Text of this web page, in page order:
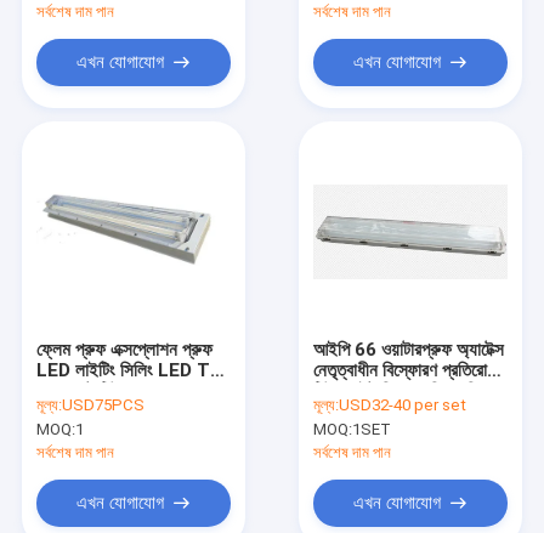
সর্বশেষ দাম পান
এখন যোগাযোগ
সর্বশেষ দাম পান
এখন যোগাযোগ
ফ্লেম প্রুফ এক্সপ্লোশন প্রুফ
LED লাইটিং সিলিং LED T8
মূল্য:USD75PCS
MOQ:1
সর্বশেষ দাম পান
এখন যোগাযোগ
আইপি 66 ওয়াটারপ্রুফ অ্যাটেক্স
নেতৃত্বাধীন বিস্ফোরণ প্রতিরোধী
উপাদান বিস্ফোরক বায়ুমণ্ডলের
জন্য ফ্লুরোসেন্ট লাইট
মূল্য:USD32-40 per set
MOQ:1SET
সর্বশেষ দাম পান
এখন যোগাযোগ